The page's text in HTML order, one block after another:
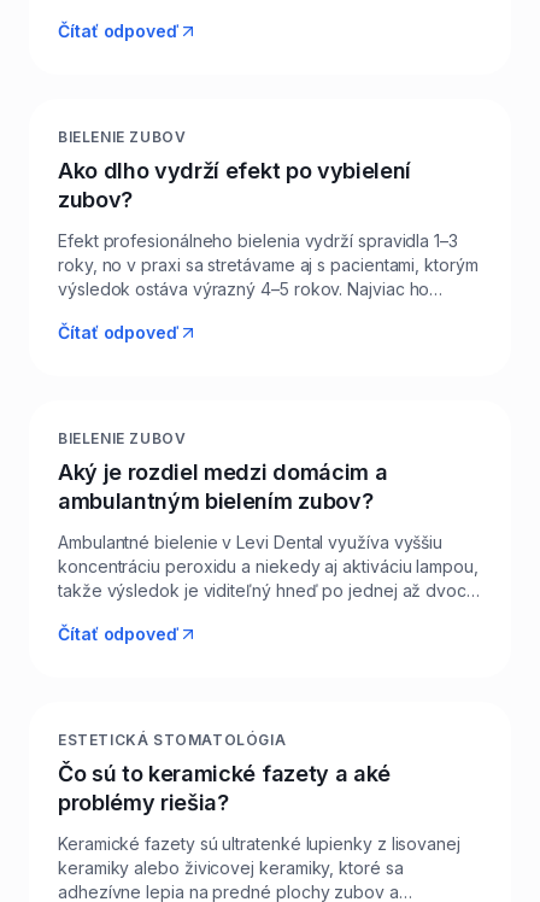
sklovine, no neporušujú jej štruktúru. Pred bielením v
remineralizuje pomocou špeciálnych prípravkov,
Skutočným rizikom je skôr neodborné domáce
bielenie z internetu, ktoré môže nepríjemne
schválenými systémami a vždy s plnou kontrolou.
Čítať odpoveď
BIELENIE ZUBOV
Ako dlho vydrží efekt po vybielení
zubov?
Efekt profesionálneho bielenia vydrží spravidla 1–3
roky, no v praxi sa stretávame aj s pacientami, ktorým
výsledok ostáva výrazný 4–5 rokov. Najviac ho
červené víno, cvikla, kari korenie a fajčenie sú typickí
bielenie individuálnymi nosičmi raz za rok. Pacienti z
ambulantnom bielení udržať odtiene veľmi
jednoducho. Dôležité je aj 48 hodín po bielení
rehydratuje.
Čítať odpoveď
BIELENIE ZUBOV
Aký je rozdiel medzi domácim a
ambulantným bielením zubov?
Ambulantné bielenie v Levi Dental využíva vyššiu
koncentráciu peroxidu a niekedy aj aktiváciu lampou,
takže výsledok je viditeľný hneď po jednej až dvoch
individuálnych priehľadných nosičov, do ktorých si
udržiavanie výsledku, ambulantná je rýchla pre
dôležitú udalosť (svadba, pohovor, fotenie).
Pacientom v Leviciach často odporúčame kombináciu
– „kickstart" v ambulancii a domáce dobielenie
odborná indikácia a kontrola.
Čítať odpoveď
ESTETICKÁ STOMATOLÓGIA
Čo sú to keramické fazety a aké
problémy riešia?
Keramické fazety sú ultratenké lupienky z lisovanej
keramiky alebo živicovej keramiky, ktoré sa
adhezívne lepia na predné plochy zubov a